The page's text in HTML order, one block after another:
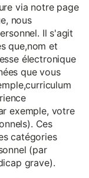
via notre page
nous
Il s'agit
que,nom et
électronique
que vous
exemple, votre
Ces
catégories
(par
grave).